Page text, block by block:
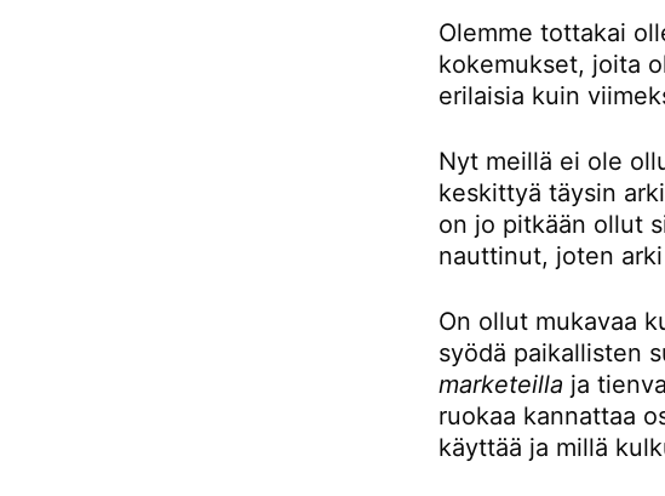
Olemme tottakai
kokemukset, joita
erilaisia kuin
Nyt meillä ei ole
keskittyä täysin
on jo pitkään ollut
nauttinut, joten
On ollut mukavaa
syödä paikallisten
marketeilla ja
ruokaa kannattaa
käyttää ja millä